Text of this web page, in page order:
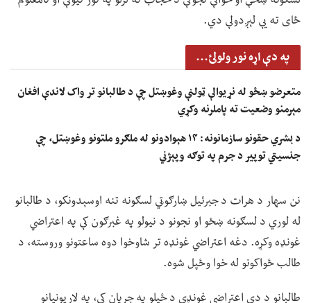
ځای ته یې لېږدولې دي.
په دې اړه نور ولولئ...
متعرضو ښځو له نړیوالې ټولنې وغوښتل چې د طالبانو تر واک لاندې افغان
مېرمنو وضعیت ته پاملرنه وکړي
د بشري حقونو سازمانونه: ۱۴ هېوادونو له ملګرو ملتونو وغوښتل، چې
جنسیتي توپير د جرم په توګه وپېژني
نن سهار د هرات د جبرئیل ښارګوټي لسګونه تنه اوسېدونکو، د طالبانو
له لوري د لسګونه ښځو او نجونو د نیولو په غبرګون کې په اعتراضي
غونډه وکړه. دغه اعتراضي غونډه تر شاوخوا دوه ساعتونو وروسته، د
طالب ځواکونو له خوا وځپل شوه.
طالبانو د دې اعتراضي غونډې د ځپلو په جریان کې، په لاریونیانو